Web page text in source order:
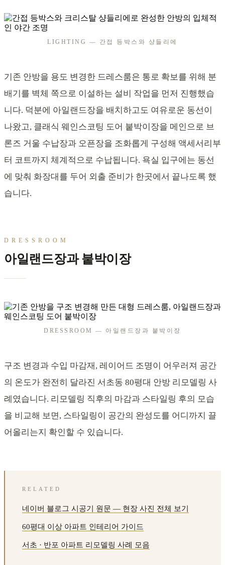
LIGHTING — 간접 등박스와 샹들리에
기존 안방을 용도 변경한 드레스룸은 통로 확보를 위해 분
배기를 벽체 쪽으로 이설하는 설비 작업을 먼저 진행했습
니다. 덕분에 아일랜드장을 배치하고도 여유로운 동선이
나왔고, 클래식 웨인스코팅 도어 붙박이장을 메인으로 브
론즈 거울 수납장과 오픈장을 조화롭게 구성해 액세서리부
터 코트까지 체계적으로 수납됩니다. 욕실 입구에는 동선
에 맞춰 화장대를 두어 외출 준비가 한곳에서 끝나도록 했
습니다.
DRESSROOM
아일랜드장과 붙박이장
DRESSROOM — 아일랜드장과 붙박이장
구조 변경과 수입 마감재, 레이어드 조명이 어우러져 공간
의 온도가 완전히 달라진 서초동 80평대 안방 리모델링 사
례였습니다. 리모델링 직후의 마감과 스타일링 후의 모습
을 비교해 보면, 스타일링이 공간의 완성도를 어디까지 끌
어올리는지 확인할 수 있습니다.
RELATED
네이버 블로그 시공기 원문 — 현장 사진 전체 보기
60평대 이상 아파트 인테리어 가이드
서초 · 반포 아파트 리모델링 사례 모음